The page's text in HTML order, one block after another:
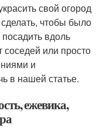
свой огород
чтобы было
вдоль
соседей или просто
и
в нашей статье.
ежевика,